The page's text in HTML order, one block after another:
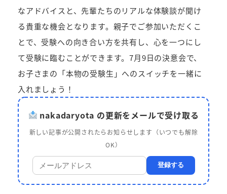
なアドバイスと、先輩たちのリアルな体験談が聞け
る貴重な機会となります。親子でご参加いただくこ
とで、受験への向き合い方を共有し、心を一つにし
て受験に臨むことができます。7月9日の決意会で、
お子さまの「本物の受験生」へのスイッチを一緒に
入れましょう！
nakadaryota の更新をメールで受け取る
新しい記事が公開されたらお知らせします（いつでも解除
OK）
登録する